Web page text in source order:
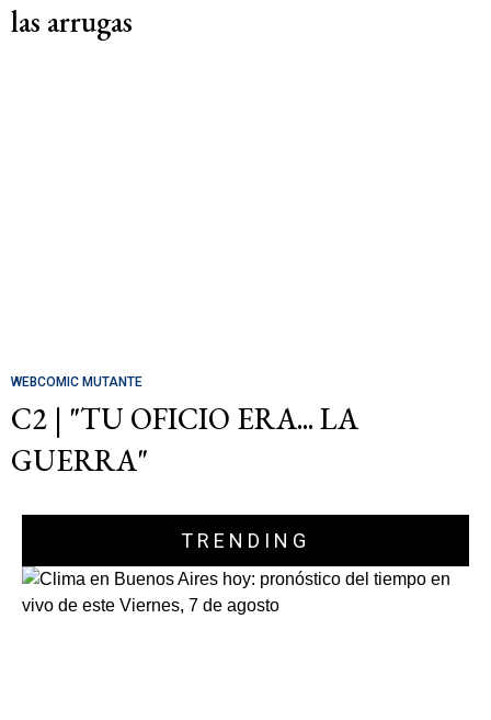
las arrugas
WEBCOMIC MUTANTE
C2 | "TU OFICIO ERA... LA
GUERRA"
TRENDING